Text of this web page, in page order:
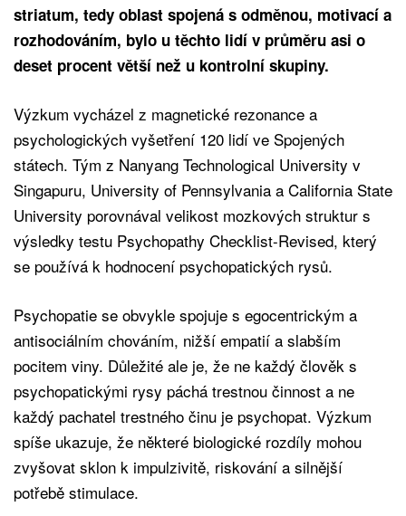
striatum, tedy oblast spojená s odměnou, motivací a
rozhodováním, bylo u těchto lidí v průměru asi o
deset procent větší než u kontrolní skupiny.
Výzkum vycházel z magnetické rezonance a
psychologických vyšetření 120 lidí ve Spojených
státech. Tým z Nanyang Technological University v
Singapuru, University of Pennsylvania a California State
University porovnával velikost mozkových struktur s
výsledky testu Psychopathy Checklist-Revised, který
se používá k hodnocení psychopatických rysů.
Psychopatie se obvykle spojuje s egocentrickým a
antisociálním chováním, nižší empatií a slabším
pocitem viny. Důležité ale je, že ne každý člověk s
psychopatickými rysy páchá trestnou činnost a ne
každý pachatel trestného činu je psychopat. Výzkum
spíše ukazuje, že některé biologické rozdíly mohou
zvyšovat sklon k impulzivitě, riskování a silnější
potřebě stimulace.